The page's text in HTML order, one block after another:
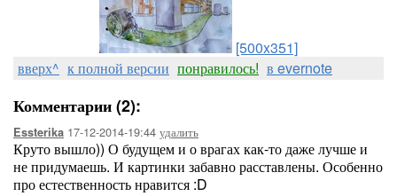
[500x351]
вверх^ к полной версии понравилось! в evernote
Комментарии (2):
Essterika 17-12-2014-19:44 удалить
Круто вышло)) О будущем и о врагах как-то даже лучше и
не придумаешь. И картинки забавно расставлены. Особенно
про естественность нравится :D